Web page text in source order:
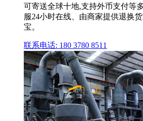
可寄送全球十地,支持外币支付等
服24小时在线、由商家提供退换
宝。
联系电话: 180 3780 8511